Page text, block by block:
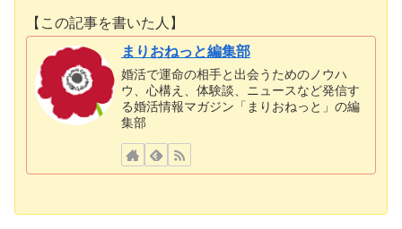
【この記事を書いた人】
まりおねっと編集部
婚活で運命の相手と出会うためのノウハ
ウ、心構え、体験談、ニュースなど発信す
る婚活情報マガジン「まりおねっと」の編
集部